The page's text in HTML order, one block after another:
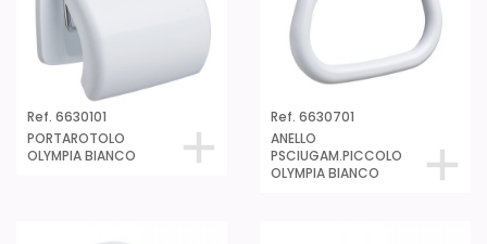
Ref. 6630101
PORTAROTOLO
OLYMPIA BIANCO
Ref. 6630701
ANELLO
PSCIUGAM.PICCOLO
OLYMPIA BIANCO